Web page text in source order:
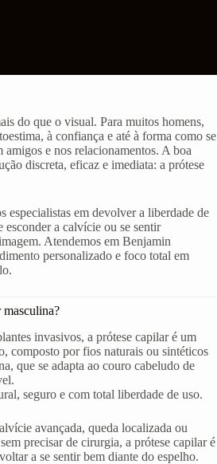
do que o visual. Para muitos homens,
à confiança e até à forma como se
e nos relacionamentos. A boa
discreta, eficaz e imediata: a prótese
especialistas em devolver a liberdade de
esconder a calvície ou se sentir
Atendemos em Benjamin
personalizado e foco total em
masculina?
invasivos, a prótese capilar é um
composto por fios naturais ou sintéticos
que se adapta ao couro cabeludo de
seguro e com total liberdade de uso.
avançada, queda localizada ou
precisar de cirurgia, a prótese capilar é
a se sentir bem diante do espelho.